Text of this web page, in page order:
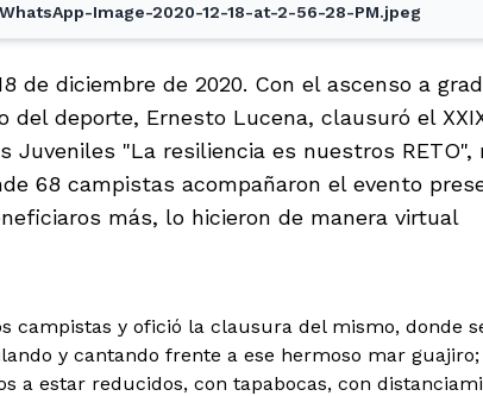
WhatsApp-Image-2020-12-18-at-2-56-28-PM.jpeg
de diciembre de 2020. Con el ascenso a
del deporte, Ernesto Lucena, clausuró el
Juveniles "La resiliencia es nuestros RETO",
68 campistas acompañaron el evento
más, lo hicieron de manera virtual
campistas y ofició la clausura del mismo, donde
y cantando frente a ese hermoso mar
a estar reducidos, con tapabocas, con